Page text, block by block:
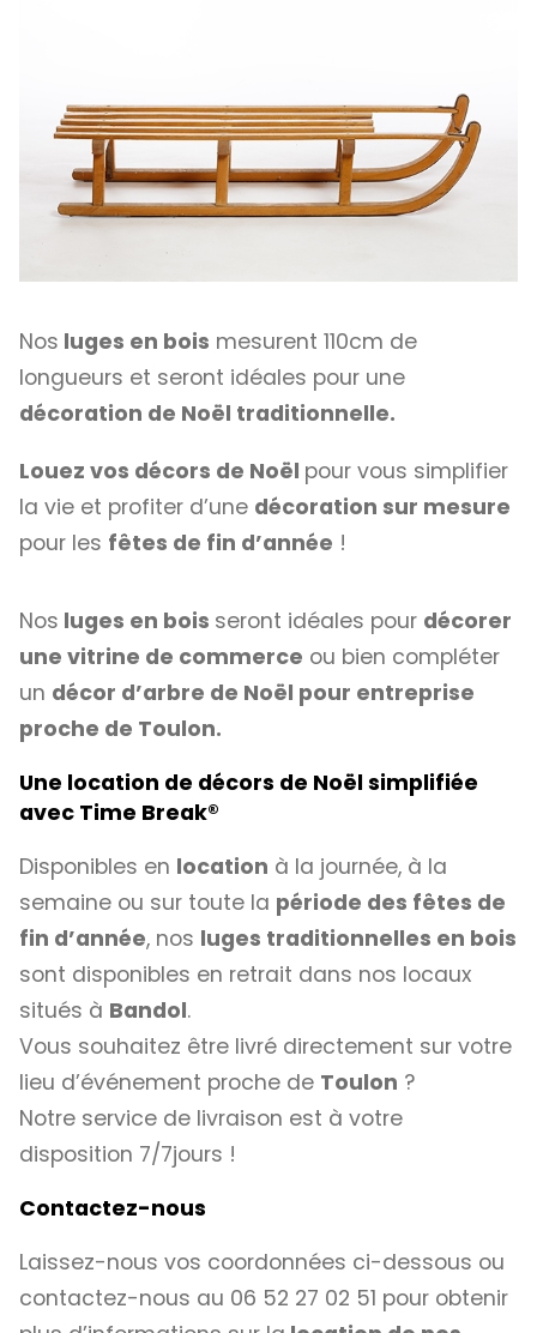
Nos luges en bois mesurent 110cm de
longueurs et seront idéales pour une
décoration de Noël traditionnelle.
Louez vos décors de Noël pour vous simplifier
la vie et profiter d’une décoration sur mesure
pour les fêtes de fin d’année !
Nos luges en bois seront idéales pour décorer
une vitrine de commerce ou bien compléter
un décor d’arbre de Noël pour entreprise
proche de Toulon.
Une location de décors de Noël simplifiée
avec Time Break®
Disponibles en location à la journée, à la
semaine ou sur toute la période des fêtes de
fin d’année, nos luges traditionnelles en bois
sont disponibles en retrait dans nos locaux
situés à Bandol.
Vous souhaitez être livré directement sur votre
lieu d’événement proche de Toulon ?
Notre service de livraison est à votre
disposition 7/7jours !
Contactez-nous
Laissez-nous vos coordonnées ci-dessous ou
contactez-nous au 06 52 27 02 51 pour obtenir